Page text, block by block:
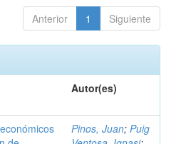
Anterior 1 Siguiente
Autor(es)
Pinos, Juan; Puig